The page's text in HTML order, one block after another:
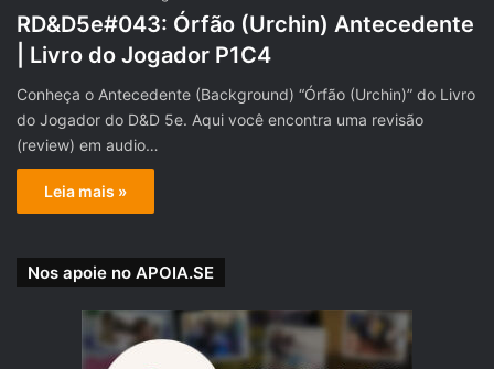
RD&D5e#043: Órfão (Urchin) Antecedente
| Livro do Jogador P1C4
Conheça o Antecedente (Background) “Órfão (Urchin)” do Livro
do Jogador do D&D 5e. Aqui você encontra uma revisão
(review) em audio…
Leia mais »
Nos apoie no APOIA.SE